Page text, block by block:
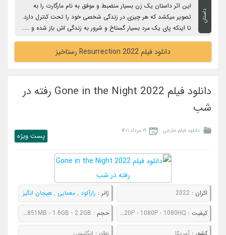
داستان
این اثر داستان یک زن بسیار منضبط و موفق به نام مارگارت را به
تصویر میکشد که هر چیزی در زندگی شخصی خود را تحت کنترل دارد.
تا اینکه پای یک مرد بسیار گستاخ و شرور به زندگی اش باز شده و .....
دانلود فیلم Resurrection 2022 رستاخیز
دانلود فیلم Gone in the Night 2022 رفته در
شب
دانلود فیلم خارجی ۱۹ مرداد ۱۴۰۱
پست ويژه
اکران :2022 ژانر : رازآلود , معمایی , هیجان انگیز
کیفیت : 480P - 720P - 1080P - 1080HQ حجم : 599MB - 851MB - 1.6GB - 2.2GB